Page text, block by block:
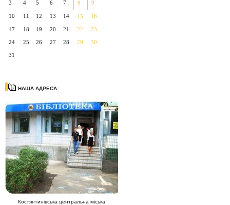
3 4 5 6 7 8 9
10 11 12 13 14 15 16
17 18 19 20 21 22 23
24 25 26 27 28 29 30
31
НАША АДРЕСА:
Костянтинівська центральна міська